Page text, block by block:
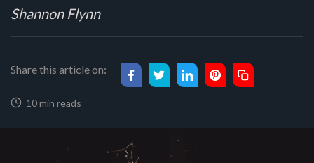
Shannon Flynn
Share this article on:
10 min reads